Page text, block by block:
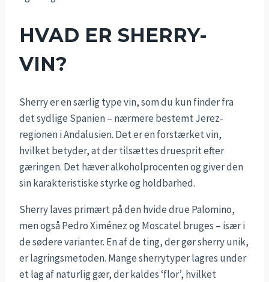
HVAD ER SHERRY-
VIN?
Sherry er en særlig type vin, som du kun finder fra
det sydlige Spanien – nærmere bestemt Jerez-
regionen i Andalusien. Det er en forstærket vin,
hvilket betyder, at der tilsættes druesprit efter
gæringen. Det hæver alkoholprocenten og giver den
sin karakteristiske styrke og holdbarhed.
Sherry laves primært på den hvide drue Palomino,
men også Pedro Ximénez og Moscatel bruges – især i
de sødere varianter. En af de ting, der gør sherry unik,
er lagringsmetoden. Mange sherrytyper lagres under
et lag af naturlig gær, der kaldes ‘flor’, hvilket